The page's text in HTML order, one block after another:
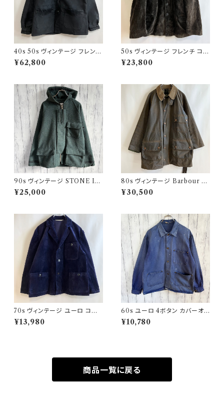
40s 50s ヴィンテージ フレンチ
Vポケ ブラックモールスキンジャ
ケット カバーオール
¥62,800
50s ヴィンテージ フレンチ コー
デュロイジャケット ビンテージ
ファーマーズジャケット
¥23,800
90s ヴィンテージ STONE ISL
AND ウールジャケット ストーン
アイランド グリーンエッジ
¥25,000
80s ヴィンテージ Barbour 2
ワラント ソルウェイジッパー Sol
way Zipper オイルドジャケット
¥30,500
70s ヴィンテージ ユーロ コー
デュロイ セットアップ ビンテー
ジ
¥13,980
60s ユーロ 4ボタン カバーオ
ール ワークジャケット 月桂樹ボ
タン ヴィンテージ
¥10,780
商品一覧に戻る